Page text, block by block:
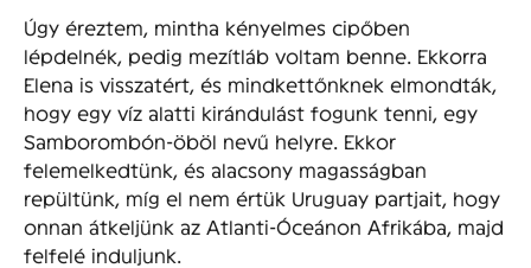
Úgy éreztem, mintha kényelmes cipőben
lépdelnék, pedig mezítláb voltam benne. Ekkorra
Elena is visszatért, és mindkettőnknek elmondták,
hogy egy víz alatti kirándulást fogunk tenni, egy
Samborombón-öböl nevű helyre. Ekkor
felemelkedtünk, és alacsony magasságban
repültünk, míg el nem értük Uruguay partjait, hogy
onnan átkeljünk az Atlanti-Óceánon Afrikába, majd
felfelé induljunk.